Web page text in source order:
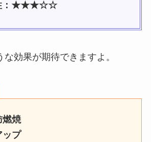
：★★★☆☆
な効果が期待できますよ。
燃焼
ップ